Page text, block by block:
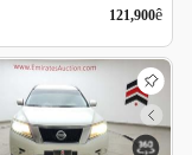
ê
121,900